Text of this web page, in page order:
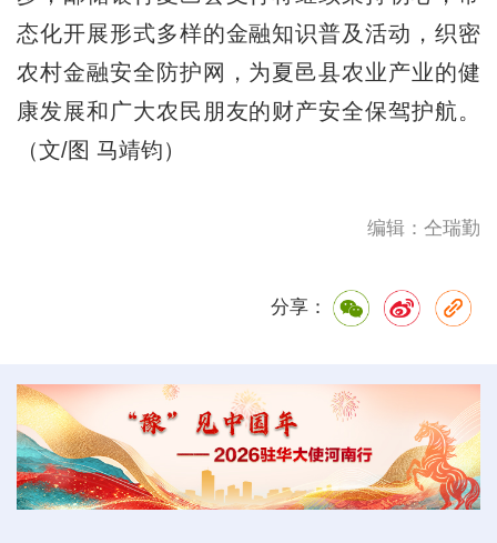
态化开展形式多样的金融知识普及活动，织密
农村金融安全防护网，为夏邑县农业产业的健
康发展和广大农民朋友的财产安全保驾护航。
（文/图 马靖钧）
编辑：仝瑞勤
分享：